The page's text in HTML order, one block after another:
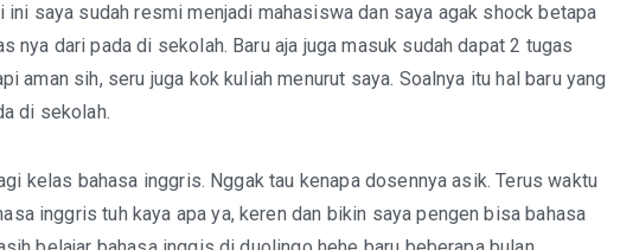
ini saya sudah resmi menjadi mahasiswa dan saya agak shock betapa
nya dari pada di sekolah. Baru aja juga masuk sudah dapat 2 tugas
aman sih, seru juga kok kuliah menurut saya. Soalnya itu hal baru yang
di sekolah.
kelas bahasa inggris. Nggak tau kenapa dosennya asik. Terus waktu
inggris tuh kaya apa ya, keren dan bikin saya pengen bisa bahasa